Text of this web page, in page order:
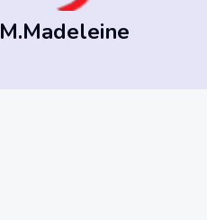
M.Madeleine